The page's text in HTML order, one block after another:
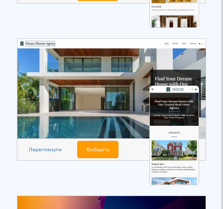
Переглянути Виберіть